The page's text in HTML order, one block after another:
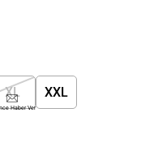
XL
Haber Ver
XXL